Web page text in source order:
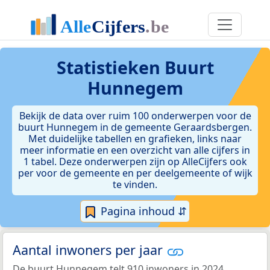
Statistieken Buurt
Hunnegem
Bekijk de data over ruim 100 onderwerpen voor de
buurt Hunnegem in de gemeente Geraardsbergen.
Met duidelijke tabellen en grafieken, links naar
meer informatie en een overzicht van alle cijfers in
1 tabel. Deze onderwerpen zijn op AlleCijfers ook
per voor de gemeente en per deelgemeente of wijk
te vinden.
Pagina inhoud ⇵
Aantal inwoners per jaar